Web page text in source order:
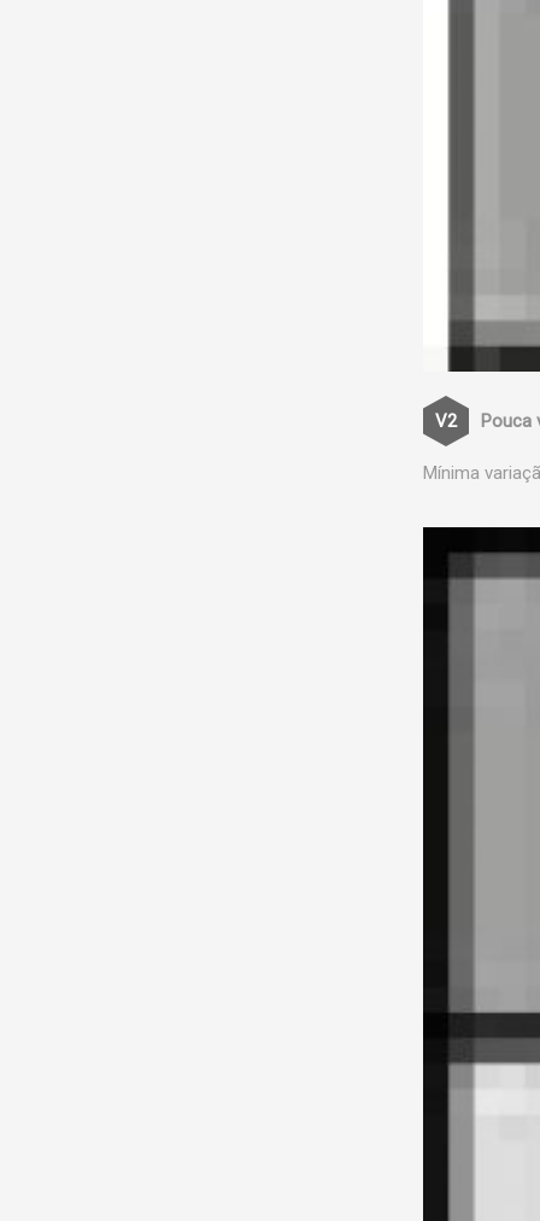
Pouca
Mínima